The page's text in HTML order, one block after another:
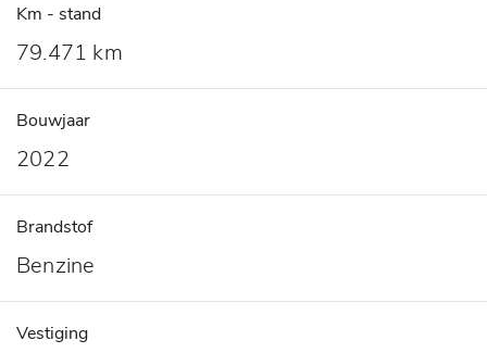
Km - stand
79.471 km
Bouwjaar
2022
Brandstof
Benzine
Vestiging